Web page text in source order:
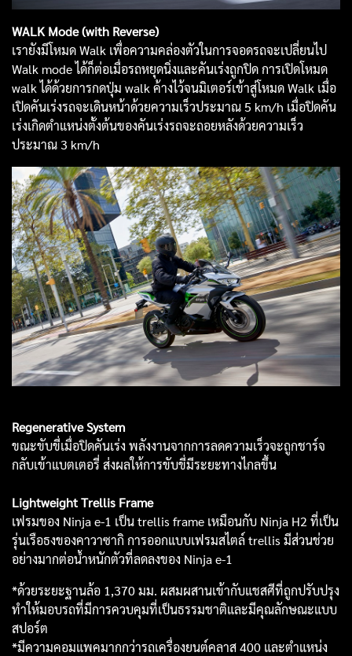
WALK Mode (with Reverse)
เรายังมีโหมด Walk เพื่อความคล่องตัวในการจอดรถจะเปลี่ยนไป
Walk mode ได้ก็ต่อเมื่อรถหยุดนิ่งและคันเร่งถูกปิด การเปิดโหมด
walk ได้ด้วยการกดปุ่ม walk ค้างไว้จนมิเตอร์เข้าสู่โหมด Walk เมื่อ
เปิดคันเร่งรถจะเดินหน้าด้วยความเร็วประมาณ 5 km/h เมื่อปิดคัน
เร่งเกิดตำแหน่งตั้งต้นของคันเร่งรถจะถอยหลังด้วยความเร็ว
ประมาณ 3 km/h
Regenerative System
ขณะขับขี่เมื่อปิดคันเร่ง พลังงานจากการลดความเร็วจะถูกชาร์จ
กลับเข้าแบตเตอรี่ ส่งผลให้การขับขี่มีระยะทางไกลขึ้น
Lightweight Trellis Frame
เฟรมของ Ninja e-1 เป็น trellis frame เหมือนกับ Ninja H2 ที่เป็น
รุ่นเรือธงของคาวาซากิ การออกแบบเฟรมสไตล์ trellis มีส่วนช่วย
อย่างมากต่อน้ำหนักตัวที่ลดลงของ Ninja e-1
*ด้วยระยะฐานล้อ 1,370 มม. ผสมผสานเข้ากับแชสศีที่ถูกปรับปรุง
ทำให้มอบรถที่มีการควบคุมที่เป็นธรรมชาติและมีคุณลักษณะแบบ
สปอร์ต
*มีความคอมแพคมากกว่ารถเครื่องยนต์คลาส 400 และตำแหน่ง